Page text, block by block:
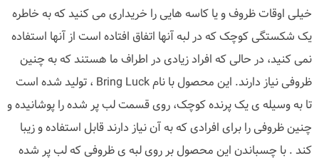
خیلی اوقات ظروف و یا کاسه هایی را خریداری می کنید که به خاطره
یک شکستگی کوچک که در لبه آنها اتفاق افتاده است از آنها استفاده
نمی کنید، در حالی که افراد زیادی در اطراف ما هستند که به چنین
ظروفی نیاز دارند. این محصول با نام Bring Luck ، تولید شده است
تا به وسیله ی یک پرنده کوچک، روی قسمت لب پر شده را پوشانیده و
چنین ظروفی را برای افرادی که به آن نیاز دارند قابل استفاده و زیبا
کند . با چسباندن این محصول بر روی لبه ی ظروفی که لب پر شده